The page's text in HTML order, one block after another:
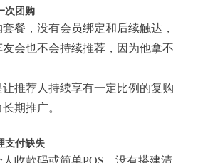
次团购
餐，没有会员绑定和后续触达，
会也不会持续推荐，因为他拿不
推荐人持续享有一定比例的复购
期推广。
支付缺失
收款码或简单POS，没有搭建清